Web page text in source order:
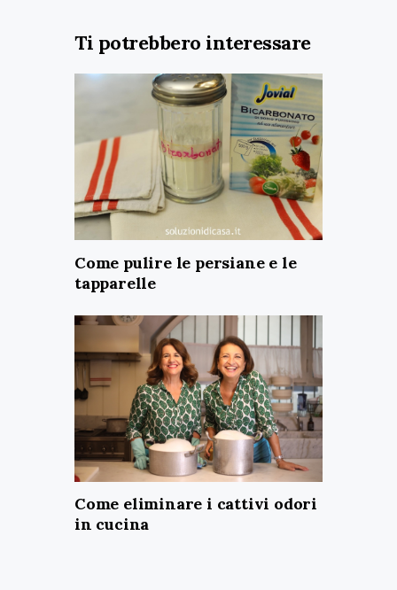
Ti potrebbero interessare
Come pulire le persiane e le
tapparelle
Come eliminare i cattivi odori
in cucina